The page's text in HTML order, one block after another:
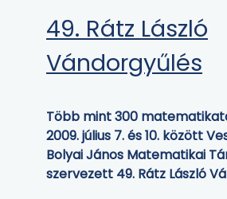
49. Rátz László
Vándorgyűlés
Több mint 300
2009. július 7. és 10. között
Bolyai János Matematikai
szervezett 49. Rátz László